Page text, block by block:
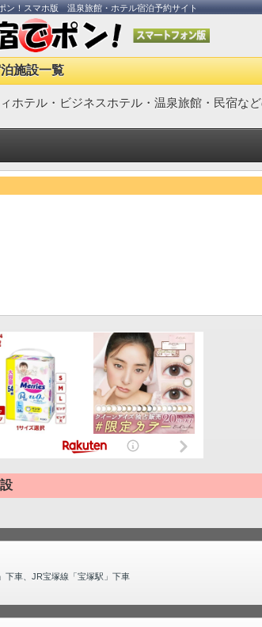
ン！スマホ版 温泉旅館・ホテル宿泊予約サイト
施設一覧
テル・ビジネスホテル・温泉旅館・民宿な
下車、JR宝塚線「宝塚駅」下車